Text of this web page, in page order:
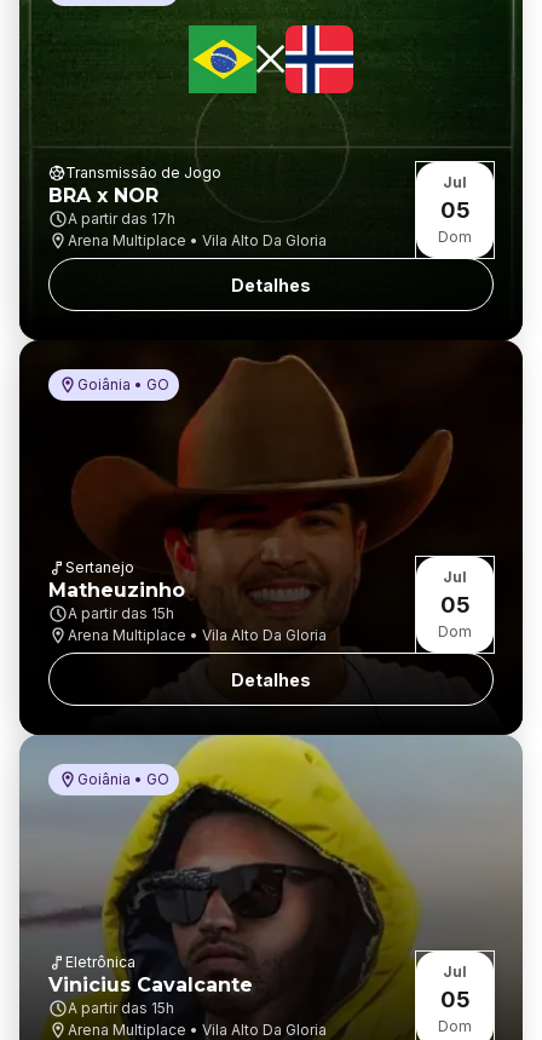
Transmissão de Jogo
BRA x NOR
A partir das 17h
Arena Multiplace • Vila Alto Da Gloria
Jul
05
Dom
Detalhes
Goiânia • GO
Sertanejo
Matheuzinho
A partir das 15h
Arena Multiplace • Vila Alto Da Gloria
Jul
05
Dom
Detalhes
Goiânia • GO
Eletrônica
Vinicius Cavalcante
A partir das 15h
Arena Multiplace • Vila Alto Da Gloria
Jul
05
Dom